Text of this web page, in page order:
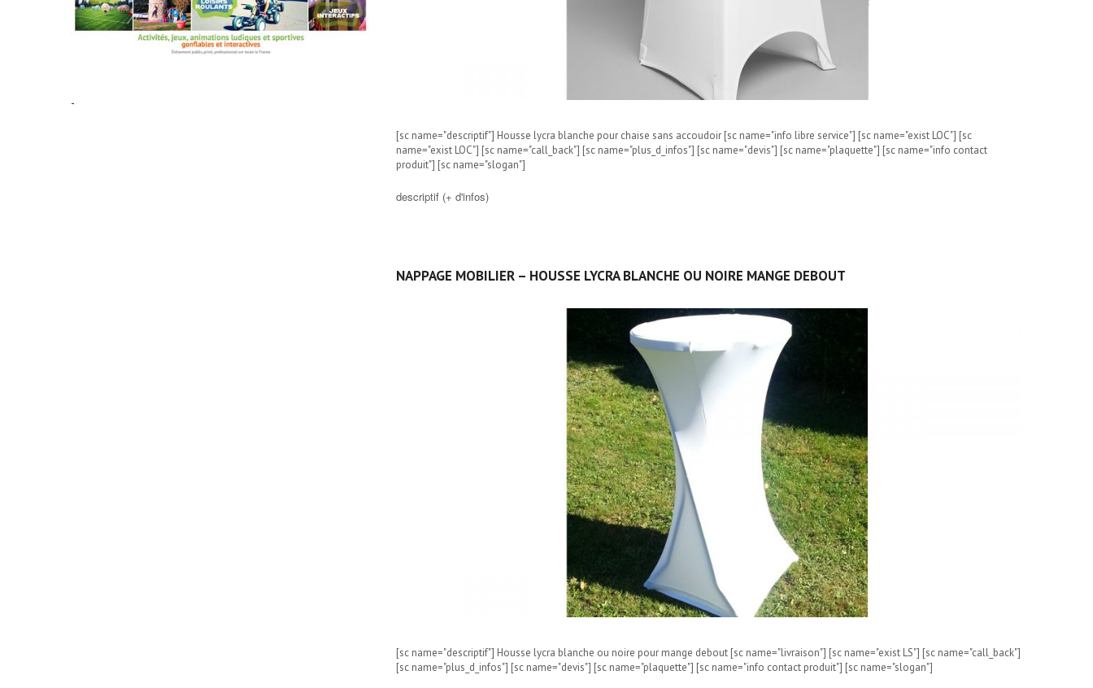
[sc name="descriptif"] Housse lycra blanche pour chaise sans accoudoir [sc name="info libre service"] [sc name="exist LOC"] [sc
name="exist LOC"] [sc name="call_back"] [sc name="plus_d_infos"] [sc name="devis"] [sc name="plaquette"] [sc name="info contact
produit"] [sc name="slogan"]
descriptif (+ d'infos)
NAPPAGE MOBILIER – HOUSSE LYCRA BLANCHE OU NOIRE MANGE DEBOUT
[sc name="descriptif"] Housse lycra blanche ou noire pour mange debout [sc name="livraison"] [sc name="exist LS"] [sc name="call_back"]
[sc name="plus_d_infos"] [sc name="devis"] [sc name="plaquette"] [sc name="info contact produit"] [sc name="slogan"]
-